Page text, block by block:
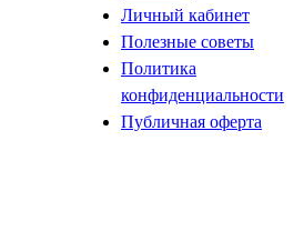
Личный кабинет
Полезные советы
Политика
конфиденциальности
Публичная оферта